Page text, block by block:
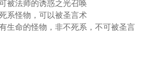
被法师的诱惑之光召唤
系怪物，可以被圣言术
生命的怪物，非不死系，不可被圣言